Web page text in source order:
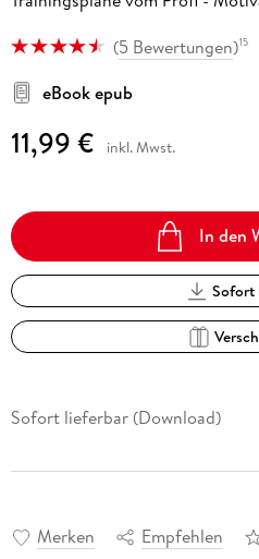
(5 Bewertungen)15
eBook epub
11,99 € inkl. Mwst.
In den
Sofort
Sofort lieferbar (Download)
Merken Empfehlen